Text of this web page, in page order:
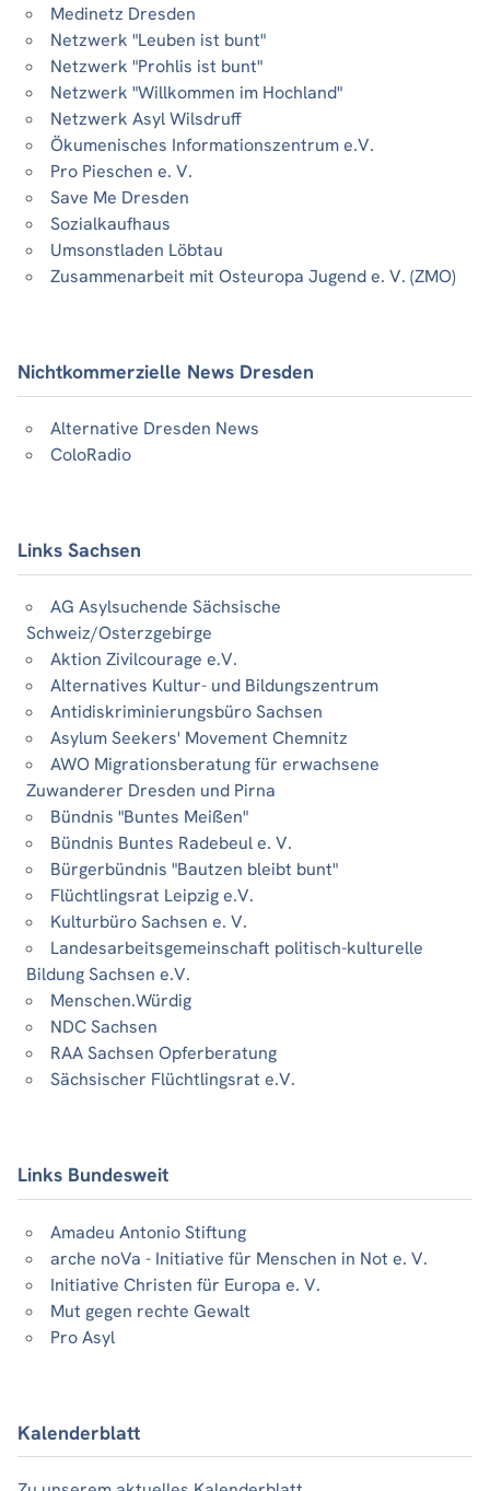
Medinetz Dresden
Netzwerk "Leuben ist bunt"
Netzwerk "Prohlis ist bunt"
Netzwerk "Willkommen im Hochland"
Netzwerk Asyl Wilsdruff
Ökumenisches Informationszentrum e.V.
Pro Pieschen e. V.
Save Me Dresden
Sozialkaufhaus
Umsonstladen Löbtau
Zusammenarbeit mit Osteuropa Jugend e. V. (ZMO)
Nichtkommerzielle News Dresden
Alternative Dresden News
ColoRadio
Links Sachsen
AG Asylsuchende Sächsische
Schweiz/Osterzgebirge
Aktion Zivilcourage e.V.
Alternatives Kultur- und Bildungszentrum
Antidiskriminierungsbüro Sachsen
Asylum Seekers' Movement Chemnitz
AWO Migrationsberatung für erwachsene
Zuwanderer Dresden und Pirna
Bündnis "Buntes Meißen"
Bündnis Buntes Radebeul e. V.
Bürgerbündnis "Bautzen bleibt bunt"
Flüchtlingsrat Leipzig e.V.
Kulturbüro Sachsen e. V.
Landesarbeitsgemeinschaft politisch-kulturelle
Bildung Sachsen e.V.
Menschen.Würdig
NDC Sachsen
RAA Sachsen Opferberatung
Sächsischer Flüchtlingsrat e.V.
Links Bundesweit
Amadeu Antonio Stiftung
arche noVa - Initiative für Menschen in Not e. V.
Initiative Christen für Europa e. V.
Mut gegen rechte Gewalt
Pro Asyl
Kalenderblatt